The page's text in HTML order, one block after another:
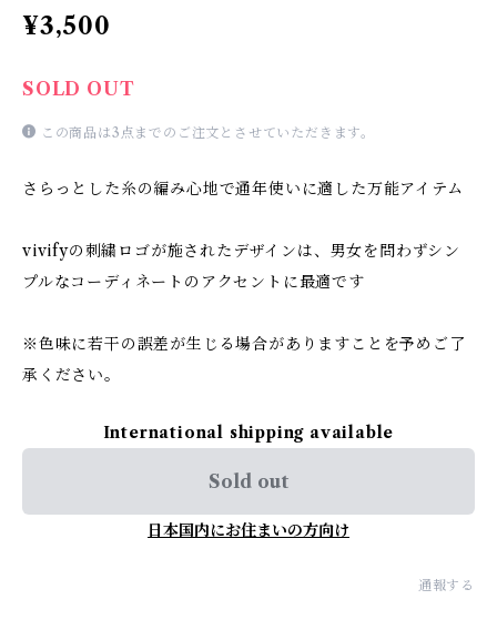
¥3,500
SOLD OUT
この商品は3点までのご注文とさせていただきます。
さらっとした糸の編み心地で通年使いに適した万能アイテム
vivifyの刺繍ロゴが施されたデザインは、男女を問わずシン
プルなコーディネートのアクセントに最適です
※色味に若干の誤差が生じる場合がありますことを予めご了
承ください。
International shipping available
Sold out
日本国内にお住まいの方向け
通報する